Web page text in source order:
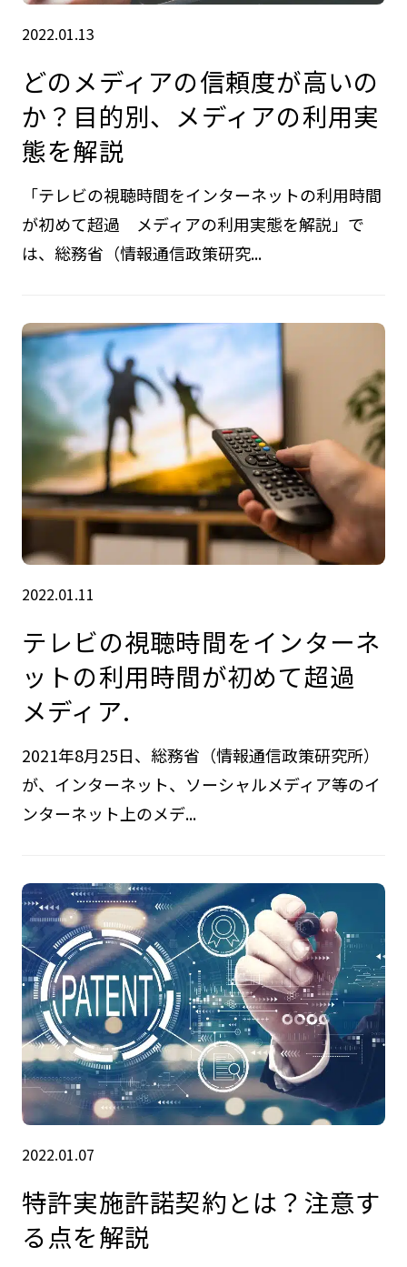
2022.01.13
どのメディアの信頼度が高いの
か？目的別、メディアの利用実
態を解説
「テレビの視聴時間をインターネットの利用時間
が初めて超過 メディアの利用実態を解説」で
は、総務省（情報通信政策研究...
2022.01.11
テレビの視聴時間をインターネ
ットの利用時間が初めて超過
メディア.
2021年8月25日、総務省（情報通信政策研究所）
が、インターネット、ソーシャルメディア等のイ
ンターネット上のメデ...
2022.01.07
特許実施許諾契約とは？注意す
る点を解説